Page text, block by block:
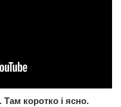
. Там коротко і ясно.